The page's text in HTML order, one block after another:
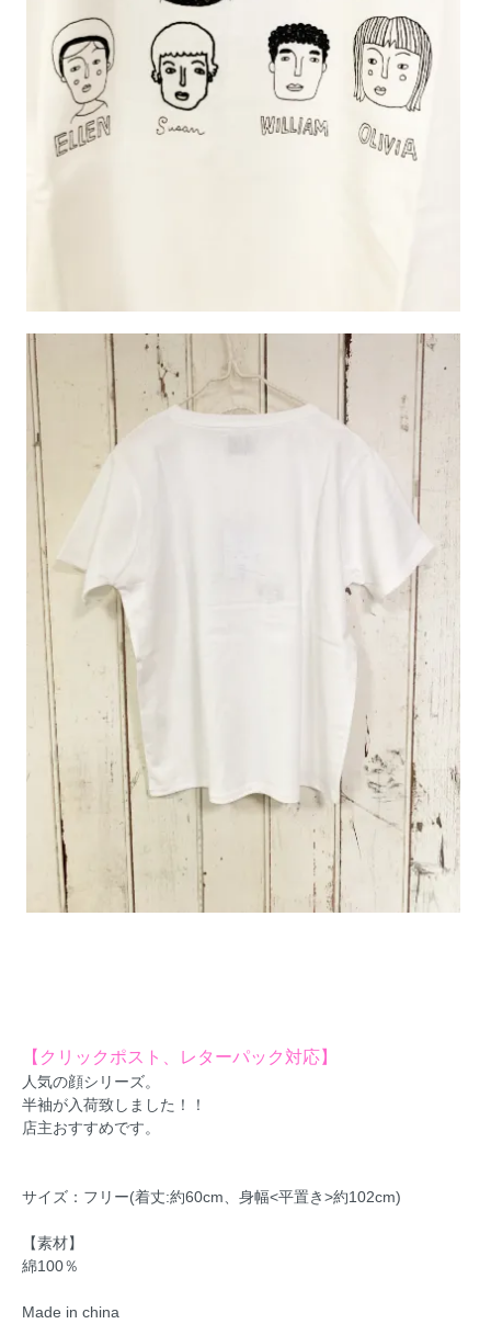
【クリックポスト、レターパック対応】
人気の顔シリーズ。
半袖が入荷致しました！！
店主おすすめです。
サイズ：フリー(着丈:約60cm、身幅<平置き>約102cm)
【素材】
綿100％
Made in china